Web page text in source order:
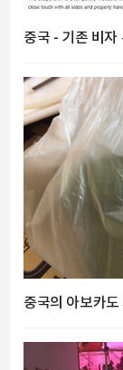
중국 - 기존 비자
중국의 아보카도